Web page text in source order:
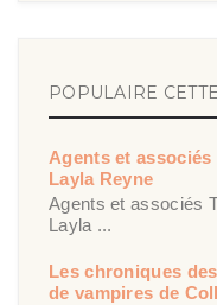
POPULAIRE
Agents et
Layla Reyne
Agents et associés
Layla ...
Les chroniques
de vampires de